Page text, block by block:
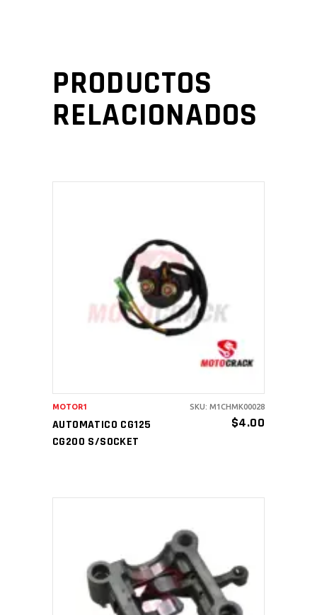
PRODUCTOS
RELACIONADOS
AÑADIR AL CARRITO
AUTOMATICO CG125
CG200 S/SOCKET
$4.00
MOTOR1 SKU: M1CHMK00028
AÑADIR AL CARRITO